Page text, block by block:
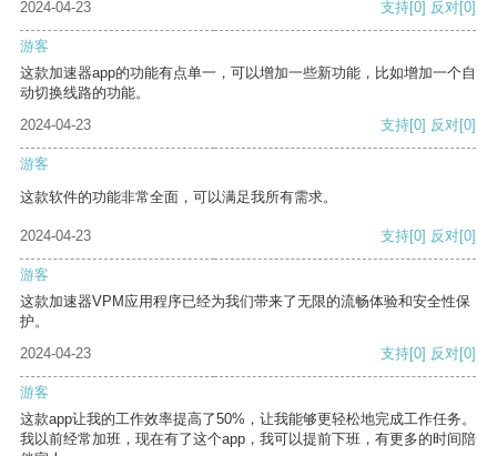
2024-04-23 支持[0] 反对[0]
游客
这款加速器app的功能有点单一，可以增加一些新功能，比如增加一个自
动切换线路的功能。
2024-04-23
支持[0] 反对[0]
游客
这款软件的功能非常全面，可以满足我所有需求。
2024-04-23 支持[0] 反对[0]
游客
这款加速器VPM应用程序已经为我们带来了无限的流畅体验和安全性保
护。
2024-04-23
支持[0] 反对[0]
游客
这款app让我的工作效率提高了50%，让我能够更轻松地完成工作任务。
我以前经常加班，现在有了这个app，我可以提前下班，有更多的时间陪